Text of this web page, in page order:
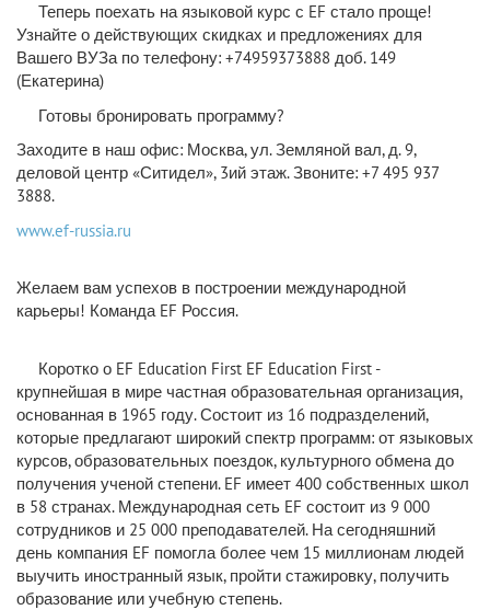
Теперь поехать на языковой курс с EF стало проще!
Узнайте о действующих скидках и предложениях для
Вашего ВУЗа по телефону: +74959373888 доб. 149
(Екатерина)
Готовы бронировать программу?
Заходите в наш офис: Москва, ул. Земляной вал, д. 9,
деловой центр «Ситидел», 3ий этаж. Звоните: +7 495 937
3888.
www.ef-russia.ru
Желаем вам успехов в построении международной
карьеры! Команда EF Россия.
Коротко о EF Education First EF Education First -
крупнейшая в мире частная образовательная организация,
основанная в 1965 году. Состоит из 16 подразделений,
которые предлагают широкий спектр программ: от языковых
курсов, образовательных поездок, культурного обмена до
получения ученой степени. EF имеет 400 собственных школ
в 58 странах. Международная сеть EF состоит из 9 000
сотрудников и 25 000 преподавателей. На сегодняшний
день компания EF помогла более чем 15 миллионам людей
выучить иностранный язык, пройти стажировку, получить
образование или учебную степень.